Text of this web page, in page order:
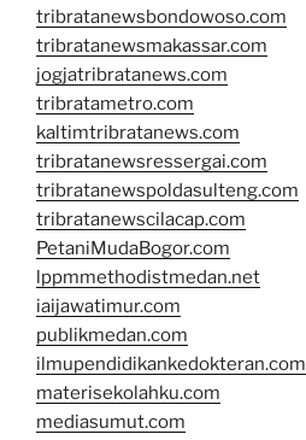
tribratanewsbondowoso.com
tribratanewsmakassar.com
jogjatribratanews.com
tribratametro.com
kaltimtribratanews.com
tribratanewsressergai.com
tribratanewspoldasulteng.com
tribratanewscilacap.com
PetaniMudaBogor.com
lppmmethodistmedan.net
iaijawatimur.com
publikmedan.com
ilmupendidikankedokteran.com
materisekolahku.com
mediasumut.com